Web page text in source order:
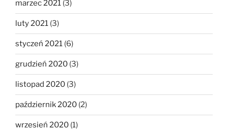
marzec 2021 (3)
luty 2021 (3)
styczeń 2021 (6)
grudzień 2020 (3)
listopad 2020 (3)
październik 2020 (2)
wrzesień 2020 (1)